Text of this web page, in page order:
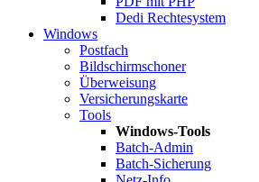
Dedi Rechtesystem
Windows
Postfach
Bildschirmschoner
Überweisung
Versicherungskarte
Tools
Windows-Tools
Batch-Admin
Batch-Sicherung